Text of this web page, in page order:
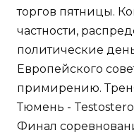
торгов пятницы.
частности,
политические
Европейского
примирению.
Тюмень -
Финал